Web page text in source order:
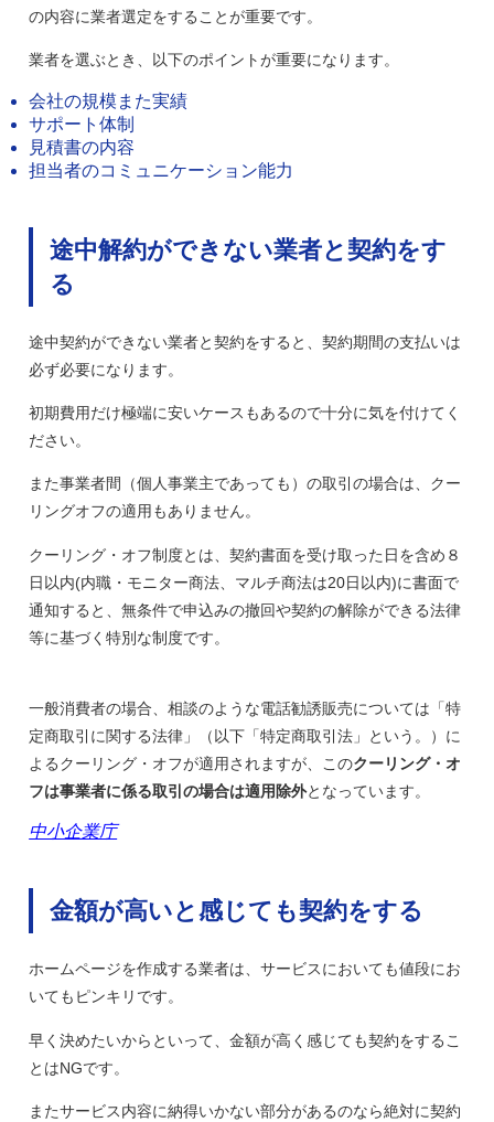
の内容に業者選定をすることが重要です。
業者を選ぶとき、以下のポイントが重要になります。
会社の規模また実績
サポート体制
見積書の内容
担当者のコミュニケーション能力
途中解約ができない業者と契約をす
る
途中契約ができない業者と契約をすると、契約期間の支払いは
必ず必要になります。
初期費用だけ極端に安いケースもあるので十分に気を付けてく
ださい。
また事業者間（個人事業主であっても）の取引の場合は、クー
リングオフの適用もありません。
クーリング・オフ制度とは、契約書面を受け取った日を含め８
日以内(内職・モニター商法、マルチ商法は20日以内)に書面で
通知すると、無条件で申込みの撤回や契約の解除ができる法律
等に基づく特別な制度です。
一般消費者の場合、相談のような電話勧誘販売については「特
定商取引に関する法律」（以下「特定商取引法」という。）に
よるクーリング・オフが適用されますが、このクーリング・オ
フは事業者に係る取引の場合は適用除外となっています。
中小企業庁
金額が高いと感じても契約をする
ホームページを作成する業者は、サービスにおいても値段にお
いてもピンキリです。
早く決めたいからといって、金額が高く感じても契約をするこ
とはNGです。
またサービス内容に納得いかない部分があるのなら絶対に契約